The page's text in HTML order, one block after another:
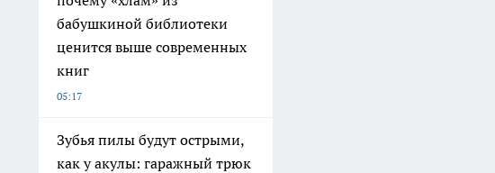
бабушкиной библиотеки
ценится выше современных
книг
05:17
Зубья пилы будут острыми,
как у акулы: гаражный трюк